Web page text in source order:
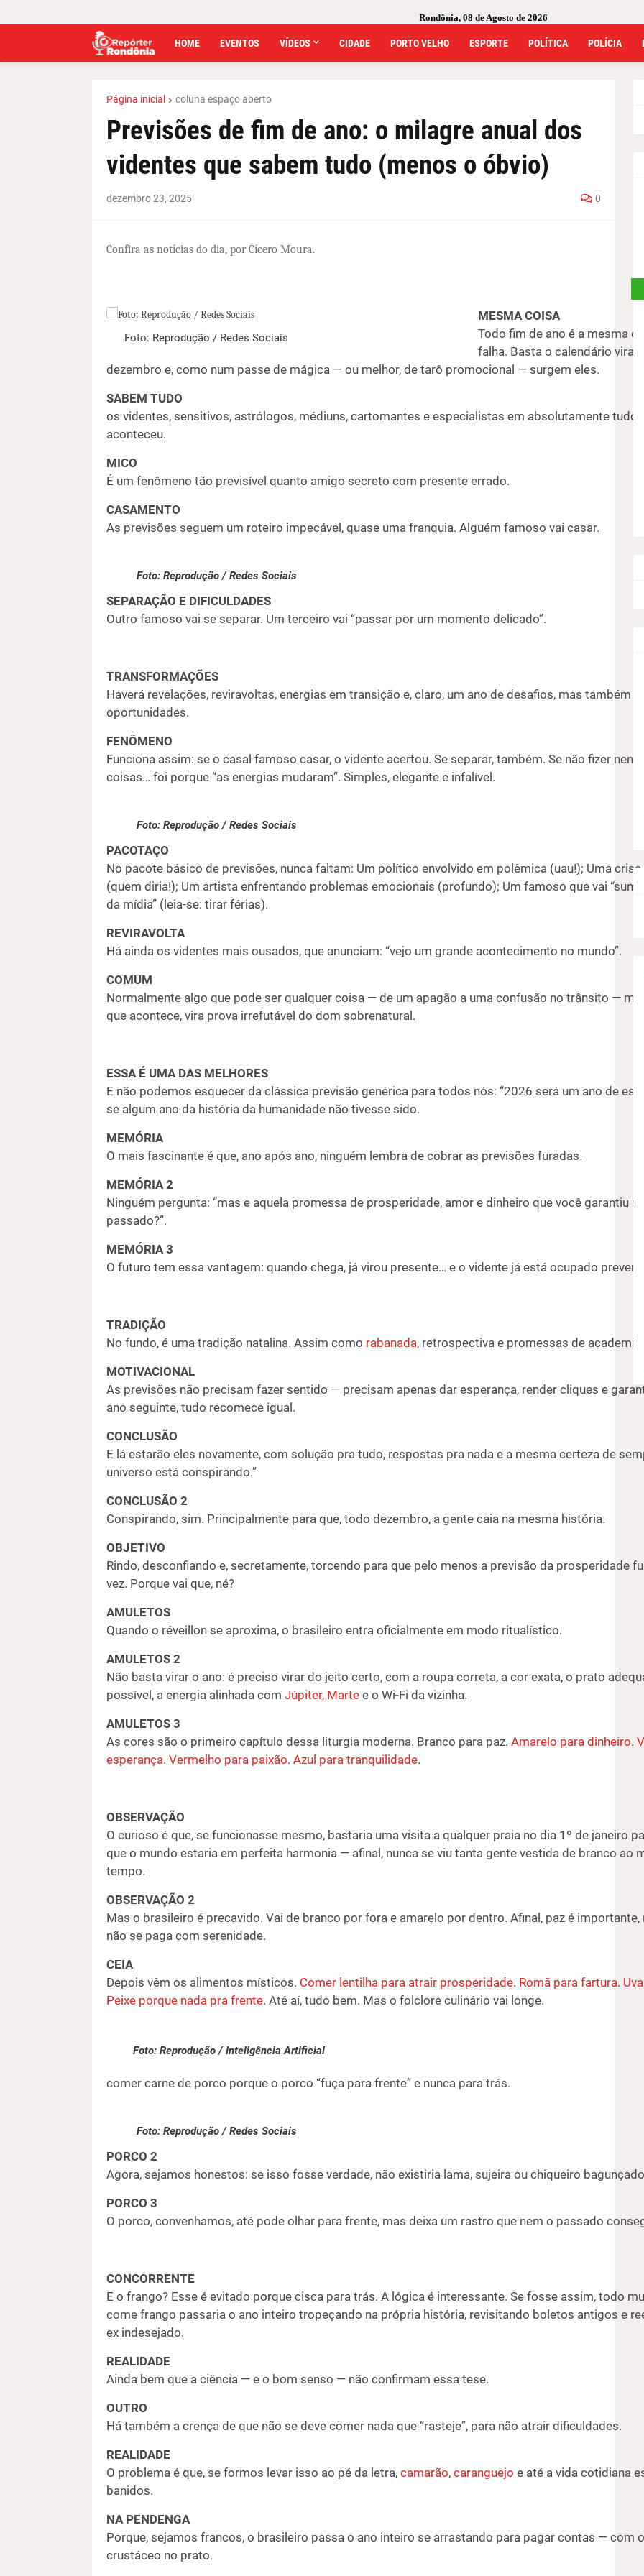
Rondônia, 08 de Agosto de 2026
HOME EVENTOS VÍDEOS CIDADE PORTO VELHO ESPORTE POLÍTICA POLÍCIA
Página inicial coluna espaço aberto
Previsões de fim de ano: o milagre anual dos
videntes que sabem tudo (menos o óbvio)
dezembro 23, 2025 0
Confira as notícias do dia, por Cícero Moura.
Foto: Reprodução / Redes Sociais
MESMA COISA
Todo fim de ano é a mesma
falha. Basta o calendário virar
dezembro e, como num passe de mágica — ou melhor, de tarô promocional — surgem eles.
SABEM TUDO
os videntes, sensitivos, astrólogos, médiuns, cartomantes e especialistas em absolutamente tudo
aconteceu.
MICO
É um fenômeno tão previsível quanto amigo secreto com presente errado.
CASAMENTO
As previsões seguem um roteiro impecável, quase uma franquia. Alguém famoso vai casar.
Foto: Reprodução / Redes Sociais
SEPARAÇÃO E DIFICULDADES
Outro famoso vai se separar. Um terceiro vai “passar por um momento delicado”.
TRANSFORMAÇÕES
Haverá revelações, reviravoltas, energias em transição e, claro, um ano de desafios, mas também
oportunidades.
FENÔMENO
Funciona assim: se o casal famoso casar, o vidente acertou. Se separar, também. Se não fizer
coisas… foi porque “as energias mudaram”. Simples, elegante e infalível.
Foto: Reprodução / Redes Sociais
PACOTAÇO
No pacote básico de previsões, nunca faltam: Um político envolvido em polêmica (uau!); Uma
(quem diria!); Um artista enfrentando problemas emocionais (profundo); Um famoso que vai “sumir
da mídia” (leia-se: tirar férias).
REVIRAVOLTA
Há ainda os videntes mais ousados, que anunciam: “vejo um grande acontecimento no mundo”.
COMUM
Normalmente algo que pode ser qualquer coisa — de um apagão a uma confusão no trânsito —
que acontece, vira prova irrefutável do dom sobrenatural.
ESSA É UMA DAS MELHORES
E não podemos esquecer da clássica previsão genérica para todos nós: “2026 será um ano de
se algum ano da história da humanidade não tivesse sido.
MEMÓRIA
O mais fascinante é que, ano após ano, ninguém lembra de cobrar as previsões furadas.
MEMÓRIA 2
Ninguém pergunta: “mas e aquela promessa de prosperidade, amor e dinheiro que você garantiu
passado?”.
MEMÓRIA 3
O futuro tem essa vantagem: quando chega, já virou presente… e o vidente já está ocupado
TRADIÇÃO
No fundo, é uma tradição natalina. Assim como rabanada, retrospectiva e promessas de academia
MOTIVACIONAL
As previsões não precisam fazer sentido — precisam apenas dar esperança, render cliques e
ano seguinte, tudo recomece igual.
CONCLUSÃO
E lá estarão eles novamente, com solução pra tudo, respostas pra nada e a mesma certeza de
universo está conspirando.”
CONCLUSÃO 2
Conspirando, sim. Principalmente para que, todo dezembro, a gente caia na mesma história.
OBJETIVO
Rindo, desconfiando e, secretamente, torcendo para que pelo menos a previsão da prosperidade
vez. Porque vai que, né?
AMULETOS
Quando o réveillon se aproxima, o brasileiro entra oficialmente em modo ritualístico.
AMULETOS 2
Não basta virar o ano: é preciso virar do jeito certo, com a roupa correta, a cor exata, o prato
possível, a energia alinhada com Júpiter, Martee o Wi-Fi da vizinha.
AMULETOS 3
As cores são o primeiro capítulo dessa liturgia moderna. Branco para paz. Amarelo para dinheiro.
esperança. Vermelho para paixão. Azul para tranquilidade.
OBSERVAÇÃO
O curioso é que, se funcionasse mesmo, bastaria uma visita a qualquer praia no dia 1º de janeiro
que o mundo estaria em perfeita harmonia — afinal, nunca se viu tanta gente vestida de branco ao
tempo.
OBSERVAÇÃO 2
Mas o brasileiro é precavido. Vai de branco por fora e amarelo por dentro. Afinal, paz é
não se paga com serenidade.
CEIA
Depois vêm os alimentos místicos. Comer lentilha para atrair prosperidade. Romã para fartura.
Peixe porque nada pra frente. Até aí, tudo bem. Mas o folclore culinário vai longe.
Foto: Reprodução / Inteligência Artificial
comer carne de porco porque o porco “fuça para frente” e nunca para trás.
Foto: Reprodução / Redes Sociais
PORCO 2
Agora, sejamos honestos: se isso fosse verdade, não existiria lama, sujeira ou chiqueiro
PORCO 3
O porco, convenhamos, até pode olhar para frente, mas deixa um rastro que nem o passado
CONCORRENTE
E o frango? Esse é evitado porque cisca para trás. A lógica é interessante. Se fosse assim, todo
come frango passaria o ano inteiro tropeçando na própria história, revisitando boletos antigos e
ex indesejado.
REALIDADE
Ainda bem que a ciência — e o bom senso — não confirmam essa tese.
OUTRO
Há também a crença de que não se deve comer nada que “rasteje”, para não atrair dificuldades.
REALIDADE
O problema é que, se formos levar isso ao pé da letra, camarão, caranguejo e até a vida cotidiana
banidos.
NA PENDENGA
Porque, sejamos francos, o brasileiro passa o ano inteiro se arrastando para pagar contas — com
crustáceo no prato.